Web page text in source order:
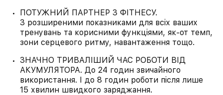
ПОТУЖНИЙ ПАРТНЕР З ФІТНЕСУ.
З розширеними показниками для всіх ваших
тренувань та корисними функціями, як-от темп,
зони серцевого ритму, навантаження тощо.
ЗНАЧНО ТРИВАЛІШИЙ ЧАС РОБОТИ ВІД
АКУМУЛЯТОРА. До 24 годин звичайного
використання. І до 8 годин роботи після лише
15 хвилин швидкого заряджання.